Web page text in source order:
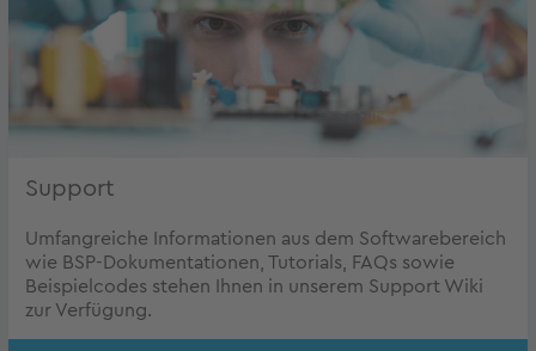
Support
Umfangreiche Informationen aus dem Softwarebereich
wie BSP-Dokumentationen, Tutorials, FAQs sowie
Beispielcodes stehen Ihnen in unserem Support Wiki
zur Verfügung.